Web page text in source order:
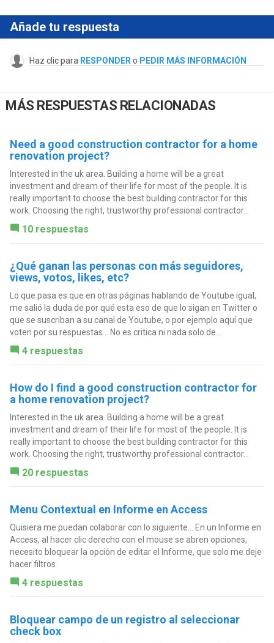
Añade tu respuesta
Haz clic para RESPONDER o PEDIR MÁS INFORMACIÓN
MÁS RESPUESTAS RELACIONADAS
Need a good construction contractor for a home
renovation project?
Interested in the uk area. Building a home will be a great
investment and dream of their life for most of the people. It is
really important to choose the best building contractor for this
work. Choosing the right, trustworthy professional contractor...
10 respuestas
¿Qué ganan las personas con más seguidores,
views, votos, likes, etc?
Lo que pasa es que en otras páginas hablando de Youtube igual,
me salió la duda de por qué esta eso de que lo sigan en Twitter o
que se suscriban a su canal de Youtube, o por ejemplo aquí que
voten por su respuestas... No es critica ni nada solo de...
4 respuestas
How do I find a good construction contractor for
a home renovation project?
Interested in the uk area. Building a home will be a great
investment and dream of their life for most of the people. It is
really important to choose the best building contractor for this
work. Choosing the right, trustworthy professional contractor...
20 respuestas
Menu Contextual en Informe en Access
Quisiera me puedan colaborar con lo siguiente... En un Informe en
Access, al hacer clic derecho con el mouse se abren opciones,
necesito bloquear la opción de editar el Informe, que solo me deje
hacer filtros
4 respuestas
Bloquear campo de un registro al seleccionar
check box